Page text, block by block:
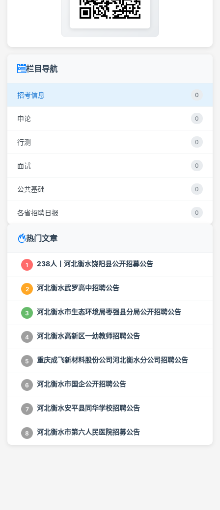
栏目导航
招考信息 0
申论 0
行测 0
面试 0
公共基础 0
各省招聘日报 0
热门文章
1 238人丨河北衡水饶阳县公开招募公告
2 河北衡水武罗高中招聘公告
3 河北衡水市生态环境局枣强县分局公开招聘公告
4 河北衡水高新区一幼教师招聘公告
5 重庆成飞新材料股份公司河北衡水分公司招聘公告
6 河北衡水市国企公开招聘公告
7 河北衡水安平县同华学校招聘公告
8 河北衡水市第六人民医院招募公告